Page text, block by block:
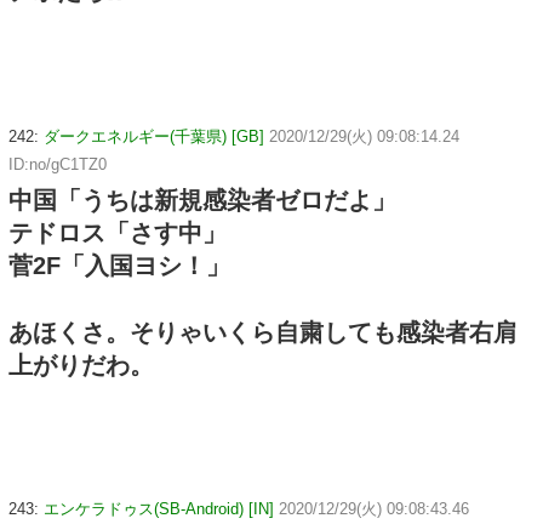
242: ダークエネルギー(千葉県) [GB] 2020/12/29(火) 09:08:14.24
ID:no/gC1TZ0
中国「うちは新規感染者ゼロだよ」
テドロス「さす中」
菅2F「入国ヨシ！」
あほくさ。そりゃいくら自粛しても感染者右肩
上がりだわ。
243: エンケラドゥス(SB-Android) [IN] 2020/12/29(火) 09:08:43.46